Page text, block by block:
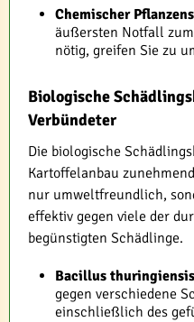
Chemischer
äußersten Notfall
nötig, greifen Sie zu
Biologische
Verbündeter
Die biologische
Kartoffelanbau
nur umweltfreundlich,
effektiv gegen viele der
begünstigten Schädlinge.
Bacillus
gegen verschiedene
einschließlich des